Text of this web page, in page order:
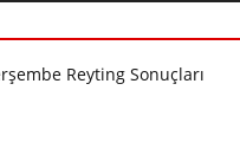
Reyting Sonuçları